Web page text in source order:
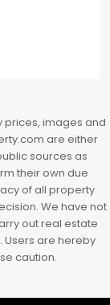
prices, images and
are either
sources as
their own due
of all property
We have not
out real estate
Users are hereby
caution.